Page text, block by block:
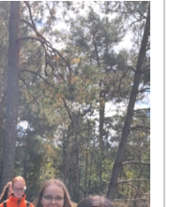
3. třídy ZŠ).
ze sportu
stupeň ZŠ